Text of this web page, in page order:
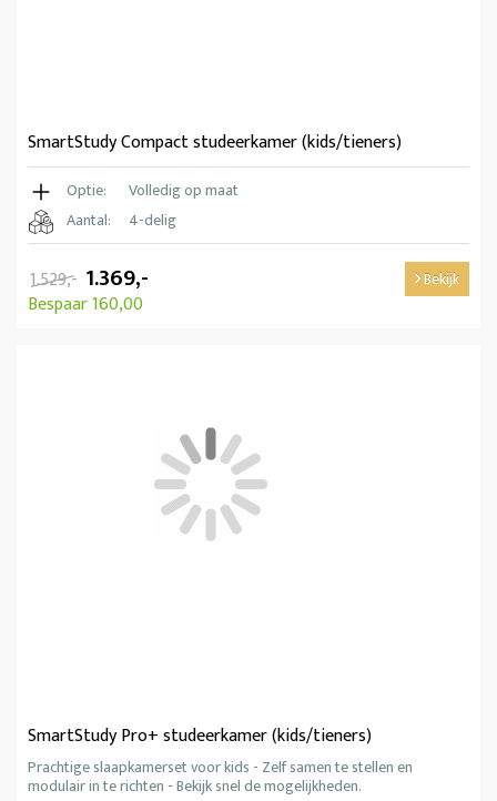
SmartStudy Compact studeerkamer (kids/tieners)
Optie:
Volledig op maat
Aantal:
4-delig
1.529,- 1.369,-
Bespaar 160,00
Bekijk
SmartStudy Pro+ studeerkamer (kids/tieners)
Prachtige slaapkamerset voor kids - Zelf samen te stellen en
modulair in te richten - Bekijk snel de mogelijkheden.